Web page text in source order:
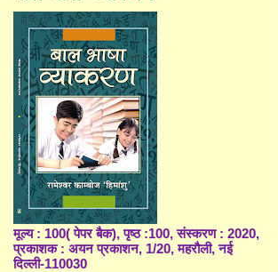
मूल्य : 100( पेपर बैक), पृष्ठ :100, संस्करण : 2020,
प्रकाशक : अयन प्रकाशन, 1/20, महरौली, नई
दिल्ली-110030